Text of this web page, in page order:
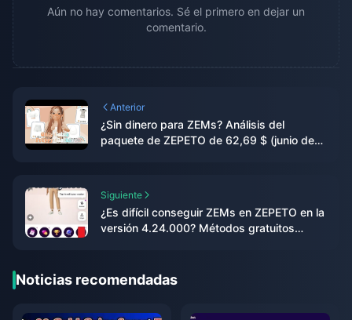
Aún no hay comentarios. Sé el primero en dejar un
comentario.
Anterior
¿Sin dinero para ZEMs? Análisis del
paquete de ZEPETO de 62,69 $ (junio de
Siguiente
¿Es difícil conseguir ZEMs en ZEPETO en la
versión 4.24.000? Métodos gratuitos
Noticias recomendadas